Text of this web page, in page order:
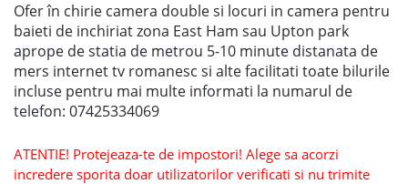
Ofer în chirie camera double si locuri in camera pentru
baieti de inchiriat zona East Ham sau Upton park
aprope de statia de metrou 5-10 minute distanata de
mers internet tv romanesc si alte facilitati toate bilurile
incluse pentru mai multe informati la numarul de
telefon: 07425334069
ATENTIE! Protejeaza-te de impostori! Alege sa acorzi
incredere sporita doar utilizatorilor verificati si nu trimite